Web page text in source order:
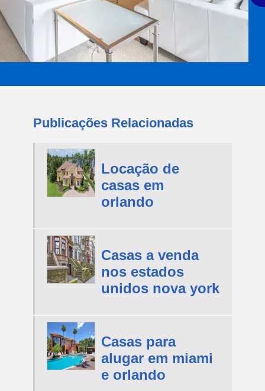
Publicações Relacionadas
Locação de
casas em
orlando
Casas a venda
nos estados
unidos nova york
Casas para
alugar em miami
e orlando